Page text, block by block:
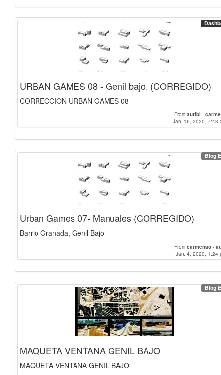
URBAN GAMES 08 - Genil bajo. (CORREGIDO)
CORRECCION URBAN GAMES 08
From auribl -
Jan. 16, 2020, 7:43
Blog
Urban Games 07- Manuales (CORREGIDO)
Barrio Granada, Genil Bajo
From carmenao -
Jan. 4, 2020, 1:24
Blog
MAQUETA VENTANA GENIL BAJO
MAQUETA VENTANA GENIL BAJO